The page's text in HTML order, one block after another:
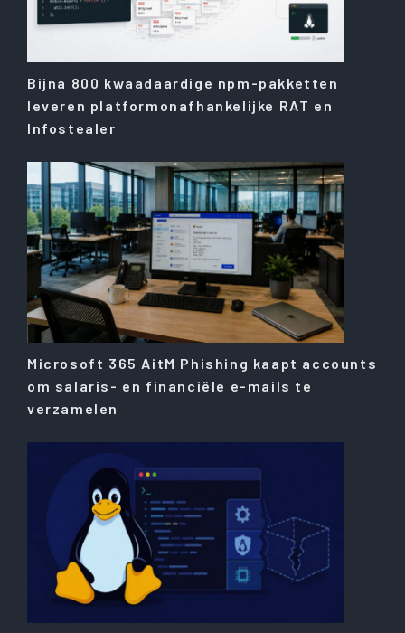
Bijna 800 kwaadaardige npm-pakketten
leveren platformonafhankelijke RAT en
Infostealer
Microsoft 365 AitM Phishing kaapt accounts
om salaris- en financiële e-mails te
verzamelen